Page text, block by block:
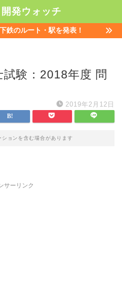
発ウォッチ
鉄のルート・駅を発表！
験：2018年度 問
2019年2月12日
ョンを含む場合があります
サーリンク